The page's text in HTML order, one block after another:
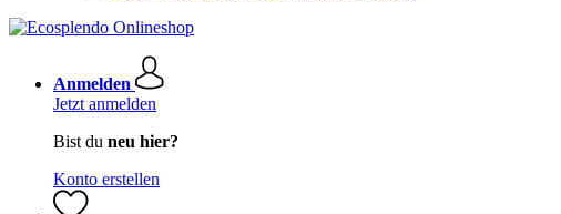
Anmelden
Jetzt anmelden
Bist du neu hier?
Konto erstellen